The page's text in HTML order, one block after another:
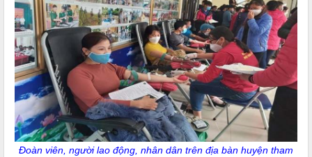
Đoàn viên, người lao động, nhân dân trên địa bàn huyện tham